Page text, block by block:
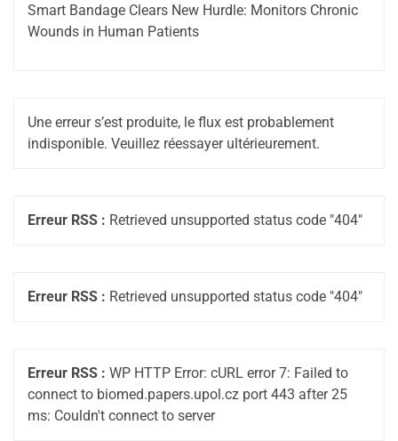
Smart Bandage Clears New Hurdle: Monitors Chronic
Wounds in Human Patients
Une erreur s’est produite, le flux est probablement
indisponible. Veuillez réessayer ultérieurement.
Erreur RSS : Retrieved unsupported status code "404"
Erreur RSS : Retrieved unsupported status code "404"
Erreur RSS : WP HTTP Error: cURL error 7: Failed to
connect to biomed.papers.upol.cz port 443 after 25
ms: Couldn't connect to server